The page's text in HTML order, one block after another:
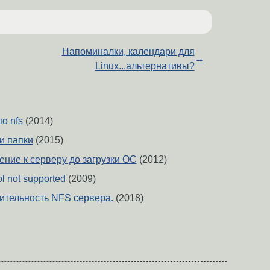
Напоминалки, календари для
Linux...альтернативы?
→
nfs(2014)
папки (2015)
к серверу до загрузки ОС (2012)
not supported (2009)
NFS сервера. (2018)